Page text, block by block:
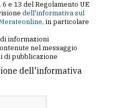
e 13 del Regolamento UE
dell'informativa sul
, in particolare
informazioni
nel messaggio
di pubblicazione
dell'informativa